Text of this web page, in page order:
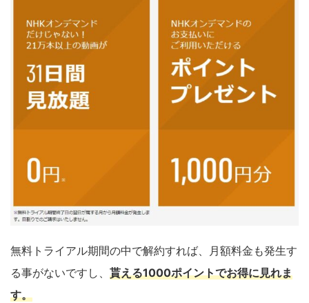
無料トライアル期間の中で解約すれば、月額料金も発生す
る事がないですし、 貰える1000ポイントでお得に見れま
す。